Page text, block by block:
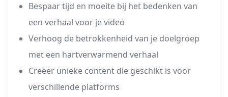
Bespaar tijd en moeite bij het bedenken van
een verhaal voor je video
Verhoog de betrokkenheid van je doelgroep
met een hartverwarmend verhaal
Creëer unieke content die geschikt is voor
verschillende platforms